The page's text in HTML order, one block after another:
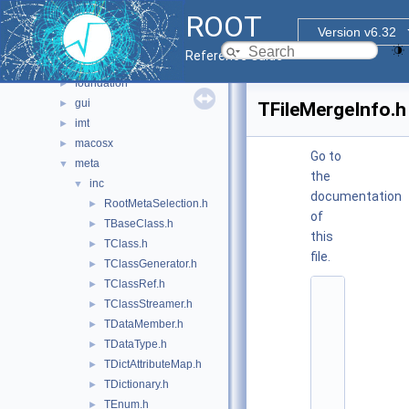
ROOT
Version v6.32
Reference Guide
► base
► clingutils
► cont
► dictgen
► foundation
► gui
► imt
► macosx
▼ meta
▼ inc
► RootMetaSelection.h
► TBaseClass.h
► TClass.h
► TClassGenerator.h
► TClassRef.h
► TClassStreamer.h
► TDataMember.h
► TDataType.h
► TDictAttributeMap.h
► TDictionary.h
► TEnum.h
TFileMergeInfo.h
Go to
the
documentation
of
this
file.